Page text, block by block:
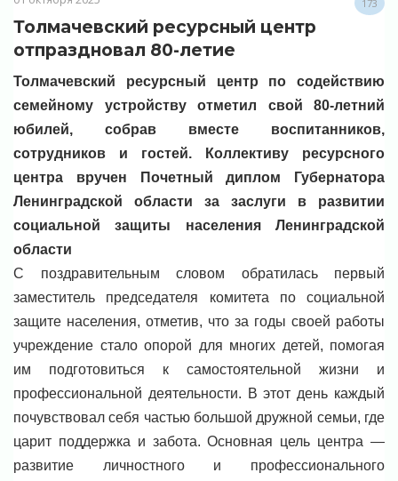
173
Толмачевский ресурсный центр
отпраздновал 80-летие
Толмачевский ресурсный центр по содействию
семейному устройству отметил свой 80-летний
юбилей, собрав вместе воспитанников,
сотрудников и гостей. Коллективу ресурсного
центра вручен Почетный диплом Губернатора
Ленинградской области за заслуги в развитии
социальной защиты населения Ленинградской
области
С поздравительным словом обратилась первый
заместитель председателя комитета по социальной
защите населения, отметив, что за годы своей работы
учреждение стало опорой для многих детей, помогая
им подготовиться к самостоятельной жизни и
профессиональной деятельности. В этот день каждый
почувствовал себя частью большой дружной семьи, где
царит поддержка и забота.Основная цель центра —
развитие личностного и профессионального